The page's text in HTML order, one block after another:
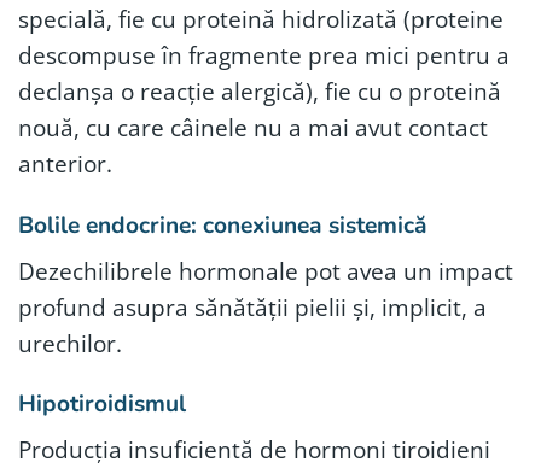
specială, fie cu proteină hidrolizată (proteine
descompuse în fragmente prea mici pentru a
declanșa o reacție alergică), fie cu o proteină
nouă, cu care câinele nu a mai avut contact
anterior.
Bolile endocrine: conexiunea sistemică
Dezechilibrele hormonale pot avea un impact
profund asupra sănătății pielii și, implicit, a
urechilor.
Hipotiroidismul
Producția insuficientă de hormoni tiroidieni